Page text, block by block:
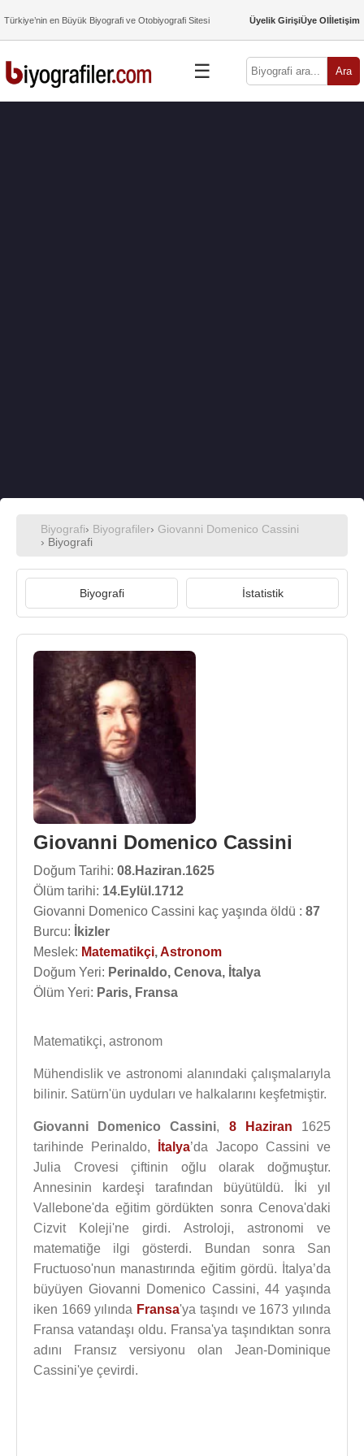
Türkiye’nin en Büyük Biyografi ve Otobiyografi Sitesi Üyelik GirişiÜye Olİletişim
☰ Ara
Biyografi› Biyografiler› Giovanni Domenico Cassini
› Biyografi
Biyografi İstatistik
Giovanni Domenico Cassini
Doğum Tarihi: 08.Haziran.1625
Ölüm tarihi: 14.Eylül.1712
Giovanni Domenico Cassini kaç yaşında öldü : 87
Burcu:
İkizler
Meslek: Matematikçi,Astronom
Doğum Yeri: Perinaldo, Cenova, İtalya
Ölüm Yeri: Paris, Fransa
Matematikçi, astronom
Mühendislik ve astronomi alanındaki çalışmalarıyla
bilinir. Satürn'ün uyduları ve halkalarını keşfetmiştir.
Giovanni Domenico Cassini, 8 Haziran 1625
tarihinde Perinaldo,
İtalya’da Jacopo Cassini ve
Julia Crovesi çiftinin oğlu olarak doğmuştur.
Annesinin kardeşi tarafından büyütüldü. İki yıl
Vallebone'da eğitim gördükten sonra Cenova'daki
Cizvit Koleji'ne girdi. Astroloji, astronomi ve
matematiğe ilgi gösterdi. Bundan sonra San
Fructuoso'nun manastırında eğitim gördü. İtalya’da
büyüyen Giovanni Domenico Cassini, 44 yaşında
iken 1669 yılında Fransa'ya taşındı ve 1673 yılında
Fransa vatandaşı oldu. Fransa'ya taşındıktan sonra
adını Fransız versiyonu olan Jean-Dominique
Cassini'ye çevirdi.